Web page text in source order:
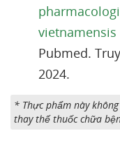
vietnamensis
Pubmed.
2024.
* Thực phẩm này
thay thế thuốc chữa